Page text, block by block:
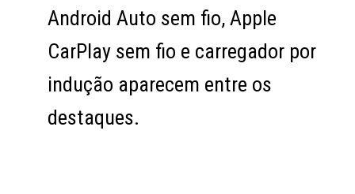
Android Auto sem fio, Apple
CarPlay sem fio e carregador por
indução aparecem entre os
destaques.
Android Auto sem fio, Apple
CarPlay sem fio e carregador por
indução aparecem entre os
destaques.